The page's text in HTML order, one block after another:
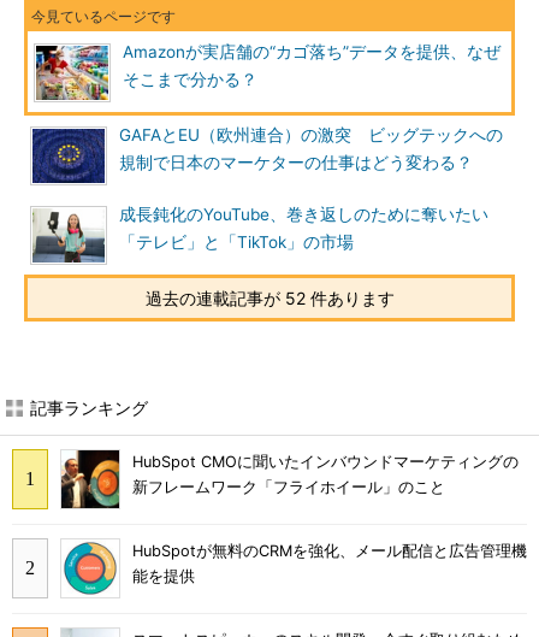
Amazonが実店舗の“カゴ落ち”データを提供、なぜ
そこまで分かる？
GAFAとEU（欧州連合）の激突 ビッグテックへの
規制で日本のマーケターの仕事はどう変わる？
成長鈍化のYouTube、巻き返しのために奪いたい
「テレビ」と「TikTok」の市場
過去の連載記事が 52 件あります
記事ランキング
HubSpot CMOに聞いたインバウンドマーケティングの
新フレームワーク「フライホイール」のこと
HubSpotが無料のCRMを強化、メール配信と広告管理機
能を提供